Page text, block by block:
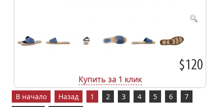
$120
Купить за 1 клик
В начало Назад 1 2 3 4 5 6
7